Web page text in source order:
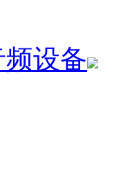
设备